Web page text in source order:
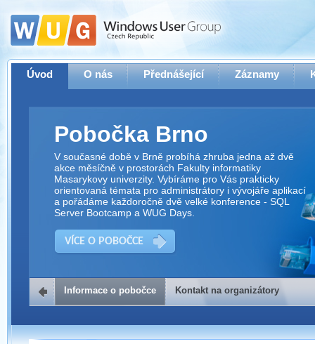
Úvod O nás Přednášející Záznamy
Pobočka Brno
V současné době v Brně probíhá zhruba jedna až dvě
akce měsíčně v prostorách Fakulty informatiky
Masarykovy univerzity. Vybíráme pro Vás prakticky
orientovaná témata pro administrátory i vývojáře aplikací
a pořádáme každoročně dvě velké konference - SQL
Server Bootcamp a WUG Days.
VÍCE O POBOČCE
Kontakt na organizátory
Pokud máte jakýkoliv dotaz na organizátory této akce,
prosím neváhejte nás kontaktovat na e-mailu:
Informace o pobočce Kontakt na organizátory